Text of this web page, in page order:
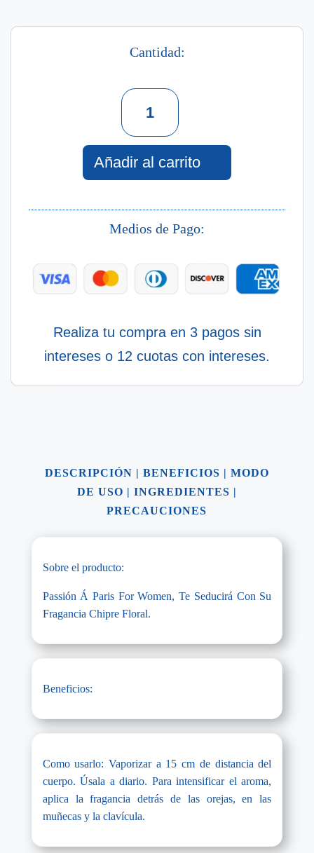
Cantidad:
Set
Passion
A
Paris
Perfume
Corporal
Hidratante
Añadir al carrito
Medios de Pago:
Realiza tu compra en 3 pagos sin
intereses o 12 cuotas con intereses.
DESCRIPCIÓN | BENEFICIOS | MODO
DE USO | INGREDIENTES |
PRECAUCIONES
Sobre el producto:
Passión Á Paris For Women, Te Seducirá Con Su
Fragancia Chipre Floral.
Beneficios:
Como usarlo: Vaporizar a 15 cm de distancia del
cuerpo. Úsala a diario. Para intensificar el aroma,
aplica la fragancia detrás de las orejas, en las
muñecas y la clavícula.